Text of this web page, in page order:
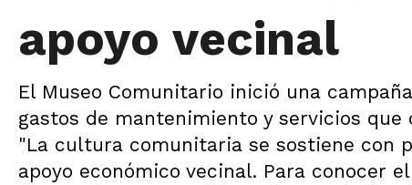
apoyo vecinal
El Museo Comunitario inició una
gastos de mantenimiento y servicios
"La cultura comunitaria se sostiene con
apoyo económico vecinal. Para conocer